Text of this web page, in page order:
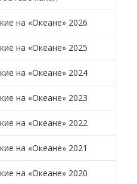
на «Океане» 2026
на «Океане» 2025
на «Океане» 2024
на «Океане» 2023
на «Океане» 2022
на «Океане» 2021
на «Океане» 2020